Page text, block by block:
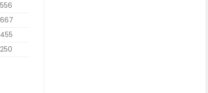
556
667
455
250